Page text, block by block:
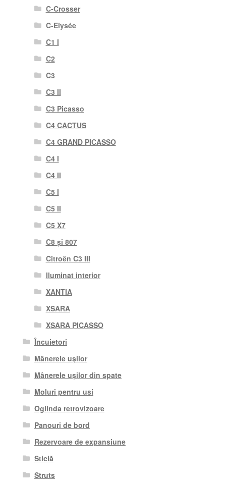
C-Crosser
C-Elysée
C1 I
C2
C3
C3 II
C3 Picasso
C4 CACTUS
C4 GRAND PICASSO
C4 I
C4 II
C5 I
C5 II
C5 X7
C8 și 807
Citroën C3 III
Iluminat interior
XANTIA
XSARA
XSARA PICASSO
Încuietori
Mânerele ușilor
Mânerele ușilor din spate
Moluri pentru usi
Oglinda retrovizoare
Panouri de bord
Rezervoare de expansiune
Sticlă
Struts